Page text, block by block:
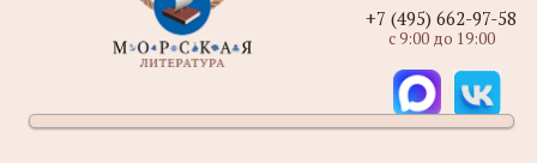
+7 (495) 662-97-58
с 9:00 до 19:00